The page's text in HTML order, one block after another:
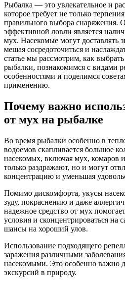
Рыбалка — это увлекательное и
которое требует не только
правильного выбора снаряжения.
эффективной ловли является
мух. Насекомые могут доставлять
мешая сосредоточиться и
статье мы рассмотрим, как
рыбалки, познакомимся с видами
особенностями и поделимся
применению.
Почему важно
от мух на рыбалке
Во время рыбалки особенно в
водоемов скапливается большое
насекомых, включая мух, комаров
только раздражают, но и могут
концентрацию и уменьшая
Помимо дискомфорта, укусы
зуду, покраснению и даже
надежное средство от мух
условия и сконцентрироваться на
шансы на хороший улов.
Использование подходящего
заражения различными
насекомыми. Это особенно важно
экскурсий в природу.